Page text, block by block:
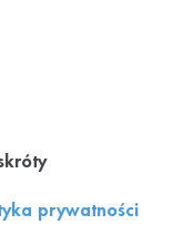
prywatności